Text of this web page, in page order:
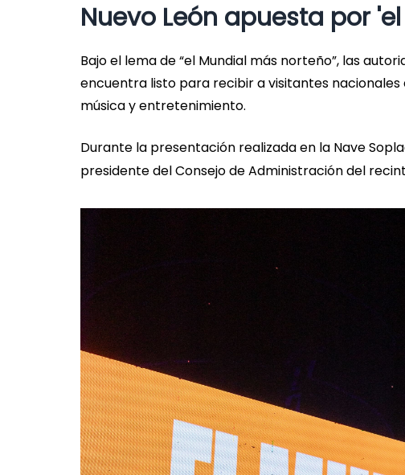
Nuevo León apuesta por
Bajo el lema de “el Mundial más norteño”, las
encuentra listo para recibir a visitantes
música y entretenimiento.
Durante la presentación realizada en la Nave
presidente del Consejo de Administración del